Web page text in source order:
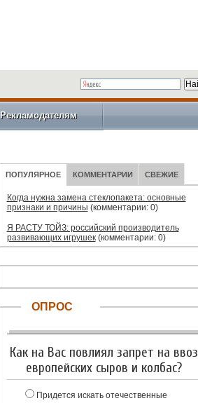
Рекламодателям
ПОПУЛЯРНОЕ КОММЕНТАРИИ СВЕЖИЕ
Когда нужна замена стеклопакета: основные
признаки и причины (комментарии: 0)
Я РАСТУ ТОЙЗ: российский производитель
развивающих игрушек(комментарии: 0)
ОПРОС
Как на Вас повлиял запрет на ввоз
европейских сыров и колбас?
Придется искать отечественные